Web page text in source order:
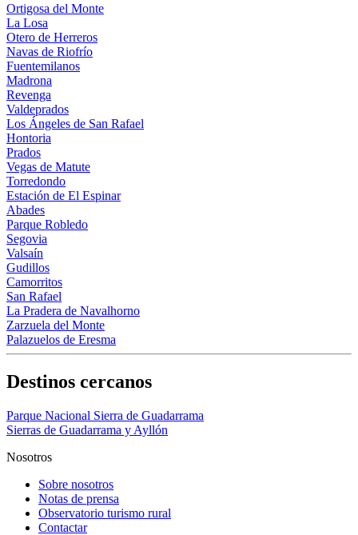
Ortigosa del Monte
La Losa
Otero de Herreros
Navas de Riofrío
Fuentemilanos
Madrona
Revenga
Valdeprados
Los Ángeles de San Rafael
Hontoria
Prados
Vegas de Matute
Torredondo
Estación de El Espinar
Abades
Parque Robledo
Segovia
Valsaín
Gudillos
Camorritos
San Rafael
La Pradera de Navalhorno
Zarzuela del Monte
Palazuelos de Eresma
Destinos cercanos
Parque Nacional Sierra de Guadarrama
Sierras de Guadarrama y Ayllón
Nosotros
Sobre nosotros
Notas de prensa
Observatorio turismo rural
Contactar